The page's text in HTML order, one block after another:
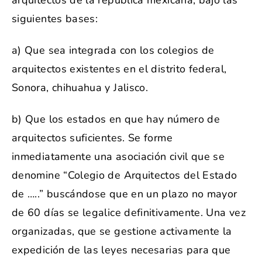
siguientes bases:
a) Que sea integrada con los colegios de
arquitectos existentes en el distrito federal,
Sonora, chihuahua y Jalisco.
b) Que los estados en que hay número de
arquitectos suficientes. Se forme
inmediatamente una asociación civil que se
denomine “Colegio de Arquitectos del Estado
de …..” buscándose que en un plazo no mayor
de 60 días se legalice definitivamente. Una vez
organizadas, que se gestione activamente la
expedición de las leyes necesarias para que